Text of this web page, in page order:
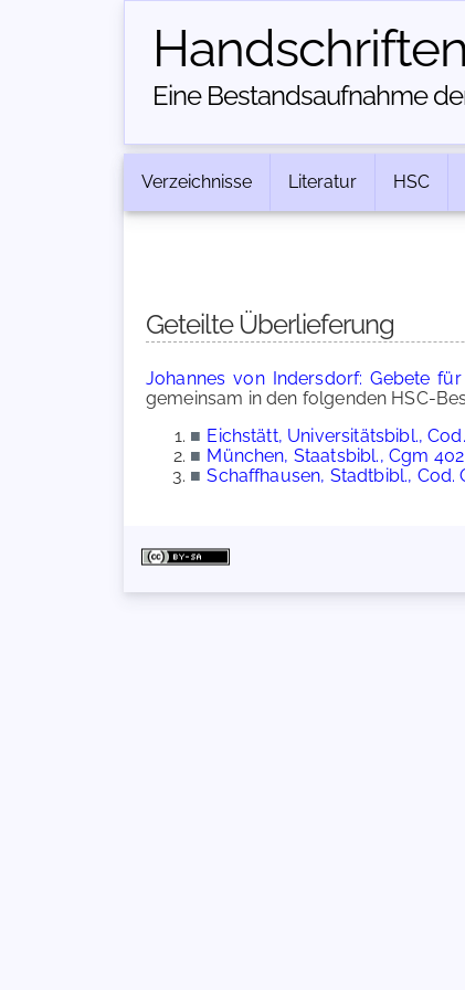
Eine Bestandsaufnahme
Verzeichnisse Literatur HSC
Geteilte Überlieferung
Johannes von Indersdorf: Gebete
gemeinsam in den folgenden HSC-
■ Eichstätt, Universitätsbibl.,
■ München, Staatsbibl., Cgm 402
■ Schaffhausen, Stadtbibl., Cod.